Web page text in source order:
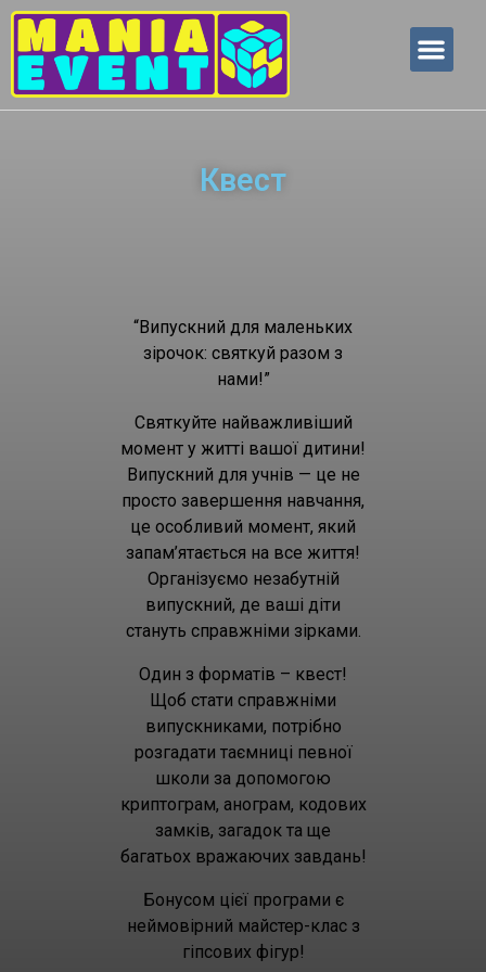
Квест
“Випускний для маленьких
зірочок: святкуй разом з
нами!”
Святкуйте найважливіший
момент у житті вашої дитини!
Випускний для учнів — це не
просто завершення навчання,
це особливий момент, який
запам’ятається на все життя!
Організуємо незабутній
випускний, де ваші діти
стануть справжніми зірками.
Один з форматів – квест!
Щоб стати справжніми
випускниками, потрібно
розгадати таємниці певної
школи за допомогою
криптограм, анограм, кодових
замків, загадок та ще
багатьох вражаючих завдань!
Бонусом цієї програми є
неймовірний майстер-клас з
гіпсових фігур!